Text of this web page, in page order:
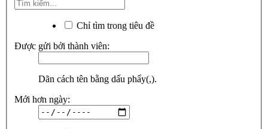
Chỉ tìm trong tiêu đề
Được gửi bởi thành viên:
Dãn cách tên bằng dấu phẩy(,).
Mới hơn ngày: